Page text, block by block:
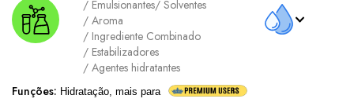
/ Emulsionantes/ Solventes
/ Aroma
/ Ingrediente Combinado
/ Estabilizadores
/ Agentes hidratantes
Funções: Hidratação, mais para